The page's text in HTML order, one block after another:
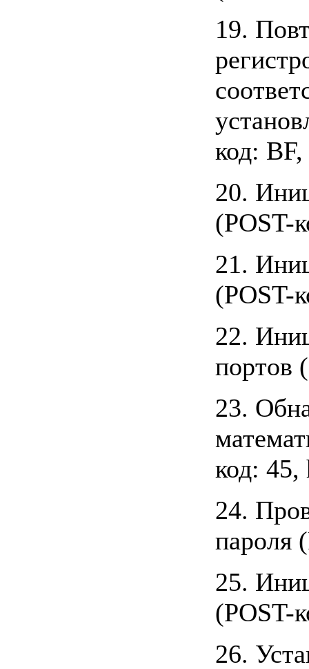
19.
код:
20.
(POST-
21.
(POST-
22.
портов
23.
код: 45,
24.
пароля
25.
(POST-
26.